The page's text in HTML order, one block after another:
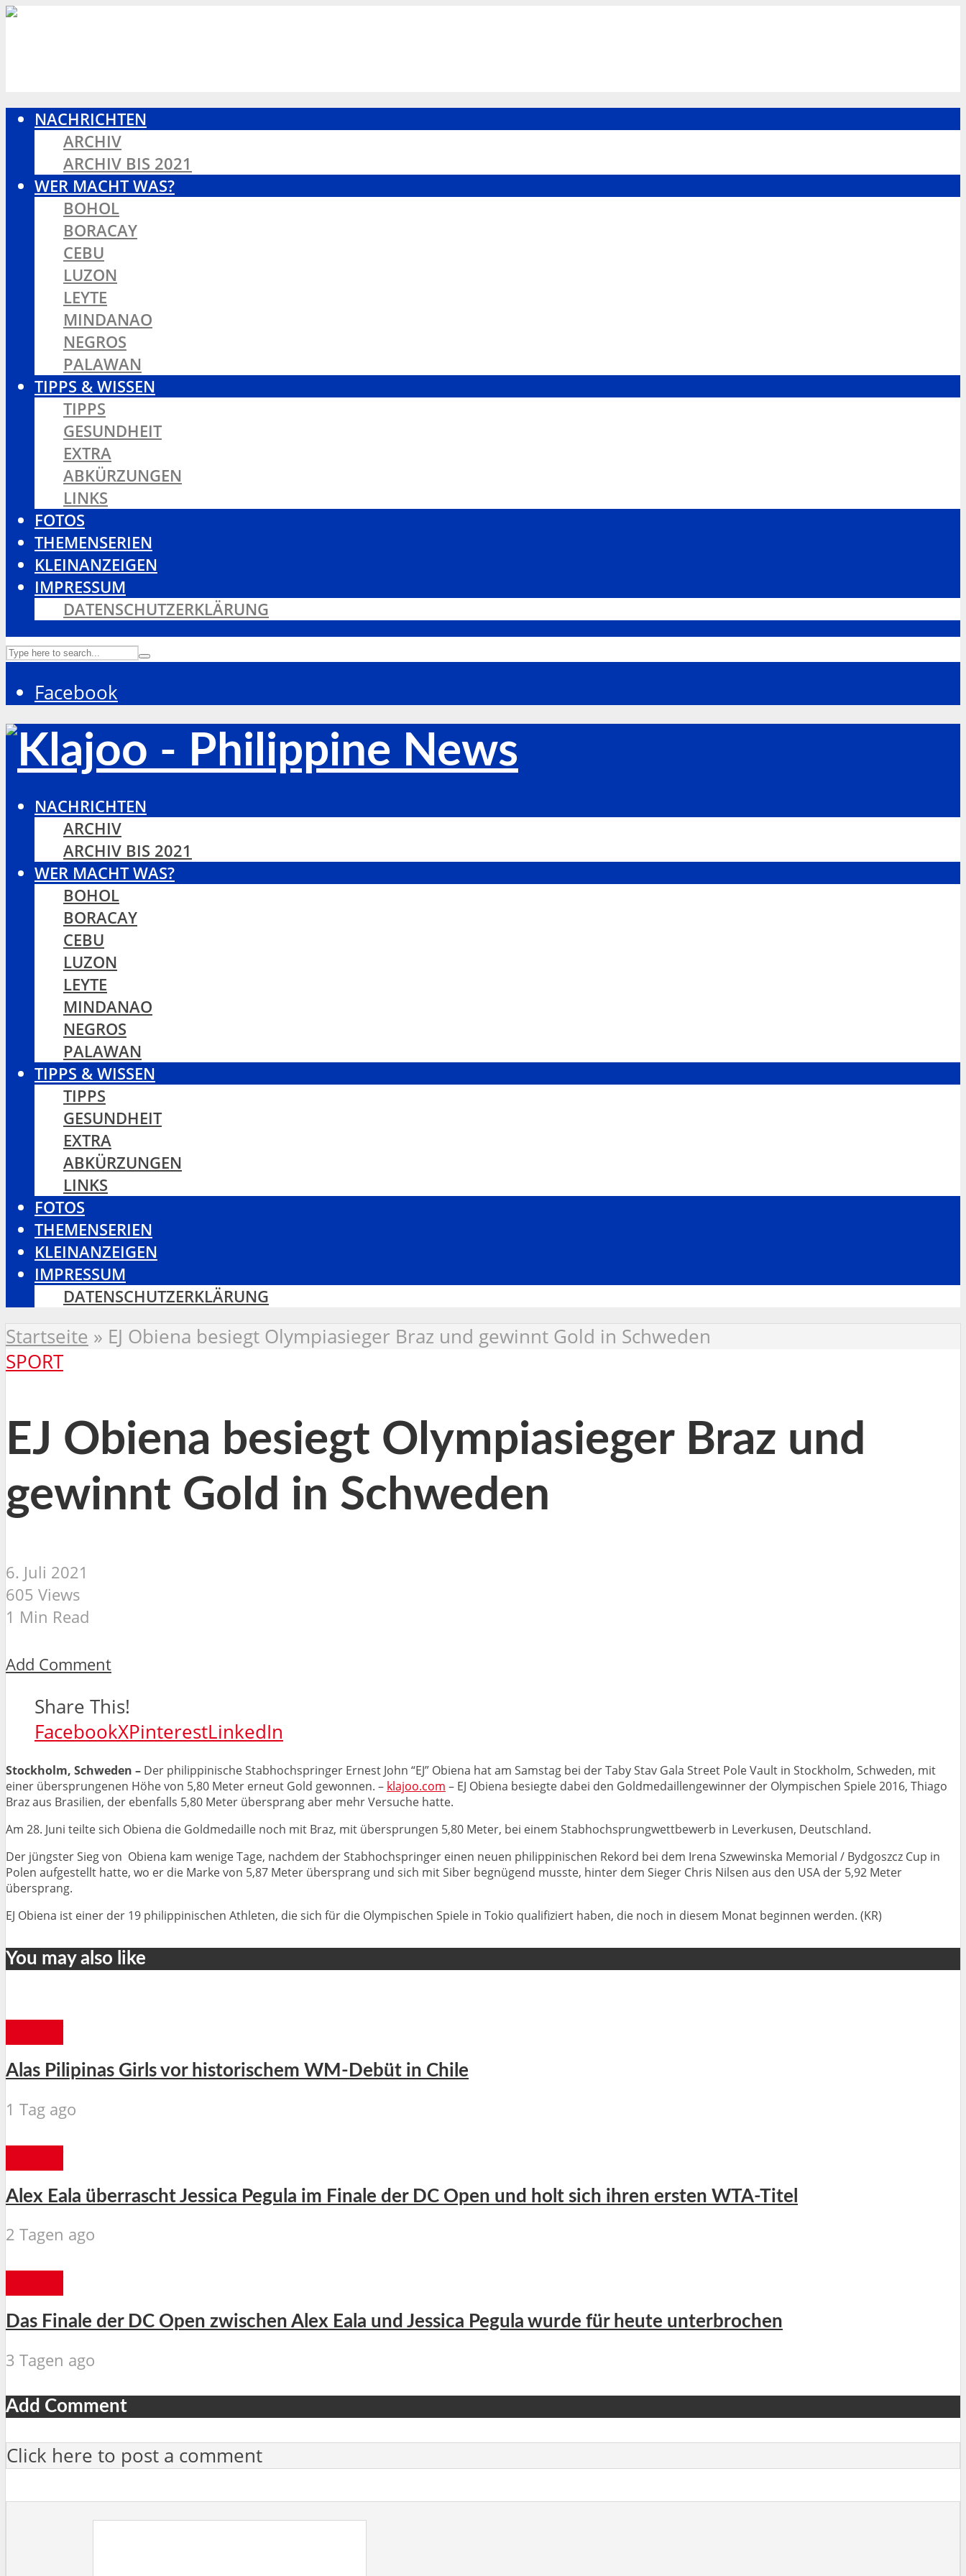
NACHRICHTEN
ARCHIV
ARCHIV BIS 2021
WER MACHT WAS?
BOHOL
BORACAY
CEBU
LUZON
LEYTE
MINDANAO
NEGROS
PALAWAN
TIPPS & WISSEN
TIPPS
GESUNDHEIT
EXTRA
ABKÜRZUNGEN
LINKS
FOTOS
THEMENSERIEN
KLEINANZEIGEN
IMPRESSUM
DATENSCHUTZERKLÄRUNG
Facebook
NACHRICHTEN
ARCHIV
ARCHIV BIS 2021
WER MACHT WAS?
BOHOL
BORACAY
CEBU
LUZON
LEYTE
MINDANAO
NEGROS
PALAWAN
TIPPS & WISSEN
TIPPS
GESUNDHEIT
EXTRA
ABKÜRZUNGEN
LINKS
FOTOS
THEMENSERIEN
KLEINANZEIGEN
IMPRESSUM
DATENSCHUTZERKLÄRUNG
Startseite » EJ Obiena besiegt Olympiasieger Braz und gewinnt Gold in Schweden
SPORT
EJ Obiena besiegt Olympiasieger Braz und
gewinnt Gold in Schweden
6. Juli 2021
605 Views
1 Min Read
Add Comment
Share This!
FacebookXPinterestLinkedIn
Stockholm, Schweden – Der philippinische Stabhochspringer Ernest John “EJ” Obiena hat am Samstag bei der Taby Stav Gala Street Pole Vault in Stockholm, Schweden, mit
einer übersprungenen Höhe von 5,80 Meter erneut Gold gewonnen. – klajoo.com – EJ Obiena besiegte dabei den Goldmedaillengewinner der Olympischen Spiele 2016, Thiago
Braz aus Brasilien, der ebenfalls 5,80 Meter übersprang aber mehr Versuche hatte.
Am 28. Juni teilte sich Obiena die Goldmedaille noch mit Braz, mit übersprungen 5,80 Meter, bei einem Stabhochsprungwettbewerb in Leverkusen, Deutschland.
Der jüngster Sieg von Obiena kam wenige Tage, nachdem der Stabhochspringer einen neuen philippinischen Rekord bei dem Irena Szwewinska Memorial / Bydgoszcz Cup in
Polen aufgestellt hatte, wo er die Marke von 5,87 Meter übersprang und sich mit Siber begnügend musste, hinter dem Sieger Chris Nilsen aus den USA der 5,92 Meter
übersprang.
EJ Obiena ist einer der 19 philippinischen Athleten, die sich für die Olympischen Spiele in Tokio qualifiziert haben, die noch in diesem Monat beginnen werden. (KR)
You may also like
Alas Pilipinas Girls vor historischem WM-Debüt in Chile
1 Tag ago
Alex Eala überrascht Jessica Pegula im Finale der DC Open und holt sich ihren ersten WTA-Titel
2 Tagen ago
Das Finale der DC Open zwischen Alex Eala und Jessica Pegula wurde für heute unterbrochen
3 Tagen ago
Add Comment
Click here to post a comment